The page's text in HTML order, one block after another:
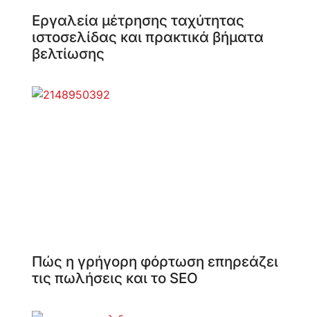
Εργαλεία μέτρησης ταχύτητας
ιστοσελίδας και πρακτικά βήματα
βελτίωσης
Πώς η γρήγορη φόρτωση επηρεάζει
τις πωλήσεις και το SEO